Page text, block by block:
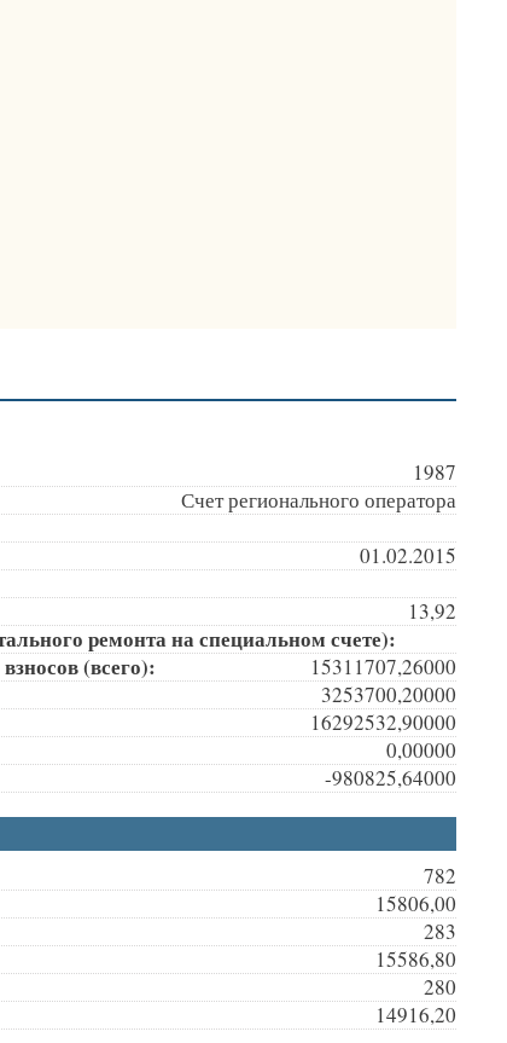
1987
Счет регионального оператора
01.02.2015
13,92
ремонта на специальном счете):
(всего):
15311707,26000
3253700,20000
16292532,90000
0,00000
-980825,64000
782
15806,00
283
15586,80
280
14916,20